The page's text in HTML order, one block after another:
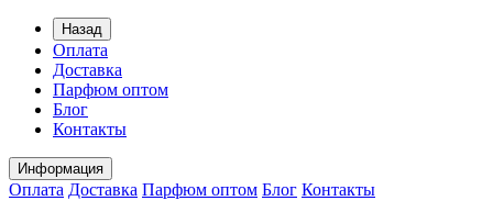
Назад
Оплата
Доставка
Парфюм оптом
Блог
Контакты
Информация
Оплата Доставка Парфюм оптом Блог Контакты